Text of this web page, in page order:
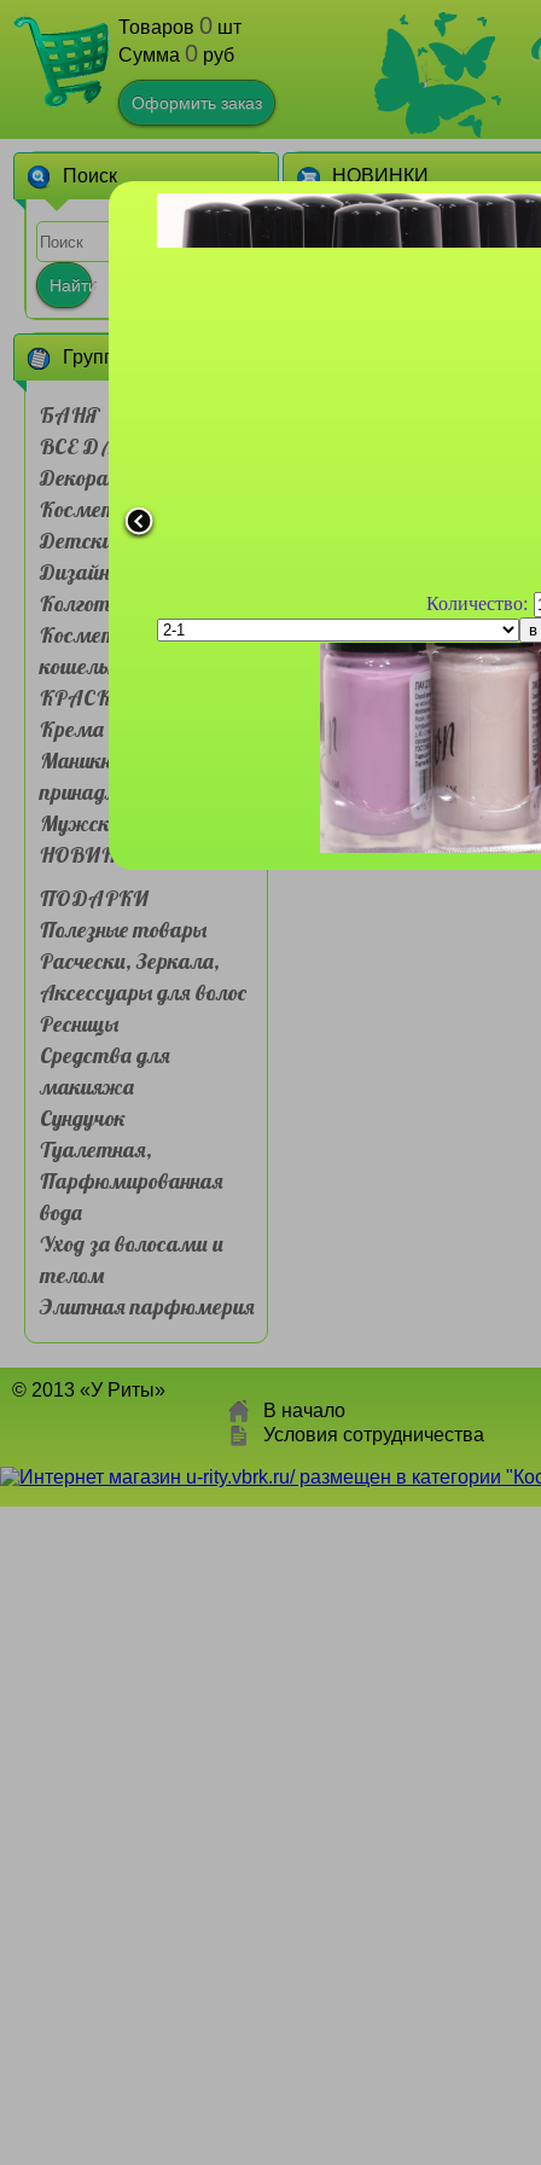
Количество:
Товаров 0 шт
Сумма 0 руб
Оформить заказ
Поиск
Найти
Группы товаров
БАНЯ
ВСЕ ДЛЯ ДОМА
Декоративная
Косметика
Детские товары
Дизайн для ногтей
Колготки, носочки
Косметички, сумочки,
кошельки
КРАСКА ДЛЯ ВОЛОС
Крема для лица и глаз
Маникюрные
принадлежности
Мужская косметика
НОВИНКИ
ПОДАРКИ
Полезные товары
Расчески, Зеркала,
Аксессуары для волос
Ресницы
Средства для
макияжа
Сундучок
Туалетная,
Парфюмированная
вода
Уход за волосами и
телом
Элитная парфюмерия
НОВИНКИ
© 2013 «У Риты»
В начало
Условия сотрудничества